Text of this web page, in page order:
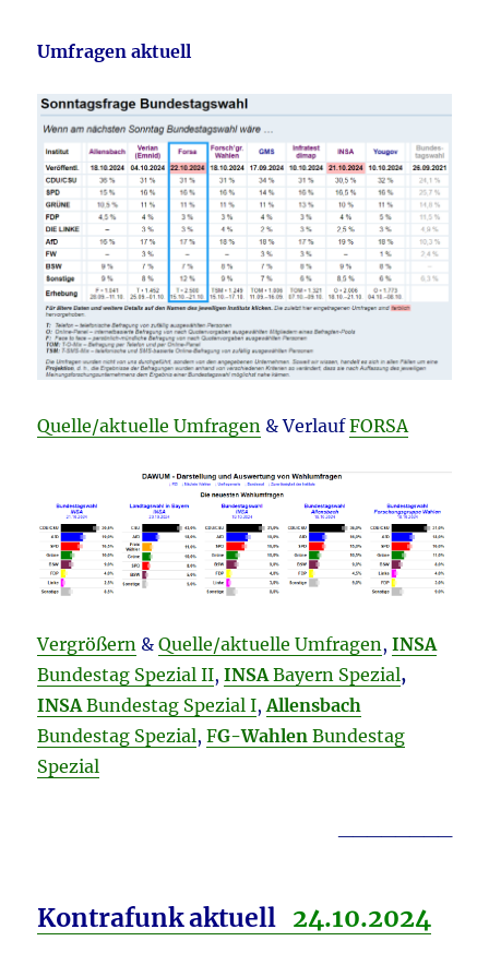
Umfragen aktuell
Quelle/aktuelle Umfragen & VerlaufFORSA
Vergrößern &Quelle/aktuelle Umfragen,INSA
Bundestag Spezial II,INSABayern Spezial,
INSABundestag Spezial I,Allensbach
Bundestag Spezial,FG-Wahlen Bundestag
Spezial
Kontrafunk aktuell 24.10.2024